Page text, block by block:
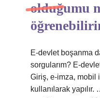
olduğumu
E-devlet boşanma
sorgularım? E-
Giriş, e-imza, mobil
kullanılarak